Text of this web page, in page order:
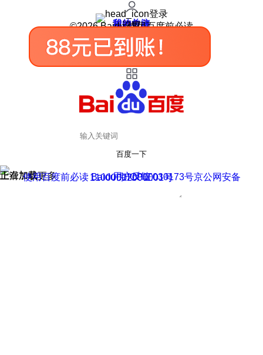
登录
我的关注
我的收藏
皮肤中心
用户反馈
设置
©2026 Baidu 使用百度前必读
百度一下
正在加载
上滑加载更多 用户反馈
使用百度前必读 Baidu 京ICP证030173号
京公网安备11000002000001号